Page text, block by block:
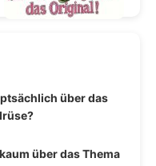
über das
über das Thema